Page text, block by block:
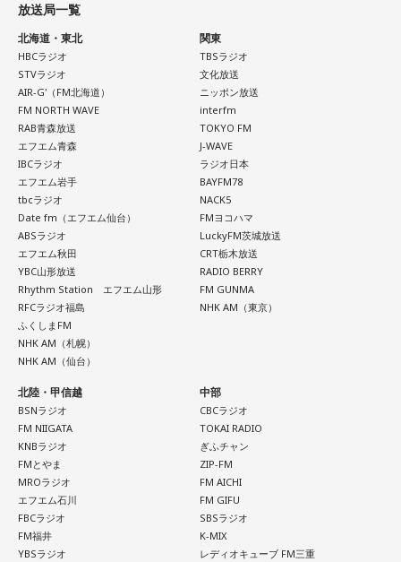
放送局一覧
北海道・東北
HBCラジオ
STVラジオ
AIR-G'（FM北海道）
FM NORTH WAVE
RAB青森放送
エフエム青森
IBCラジオ
エフエム岩手
tbcラジオ
Date fm（エフエム仙台）
ABSラジオ
エフエム秋田
YBC山形放送
Rhythm Station エフエム山形
RFCラジオ福島
ふくしまFM
NHK AM（札幌）
NHK AM（仙台）
関東
TBSラジオ
文化放送
ニッポン放送
interfm
TOKYO FM
J-WAVE
ラジオ日本
BAYFM78
NACK5
FMヨコハマ
LuckyFM茨城放送
CRT栃木放送
RADIO BERRY
FM GUNMA
NHK AM（東京）
北陸・甲信越
BSNラジオ
FM NIIGATA
KNBラジオ
FMとやま
MROラジオ
エフエム石川
FBCラジオ
FM福井
YBSラジオ
中部
CBCラジオ
TOKAI RADIO
ぎふチャン
ZIP-FM
FM AICHI
FM GIFU
SBSラジオ
K-MIX
レディオキューブ FM三重